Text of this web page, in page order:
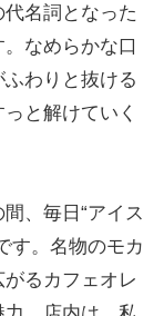
名詞となった
なめらかな口
わりと抜ける
と解けていく
、毎日“アイス
す。名物のモカ
るカフェオレ